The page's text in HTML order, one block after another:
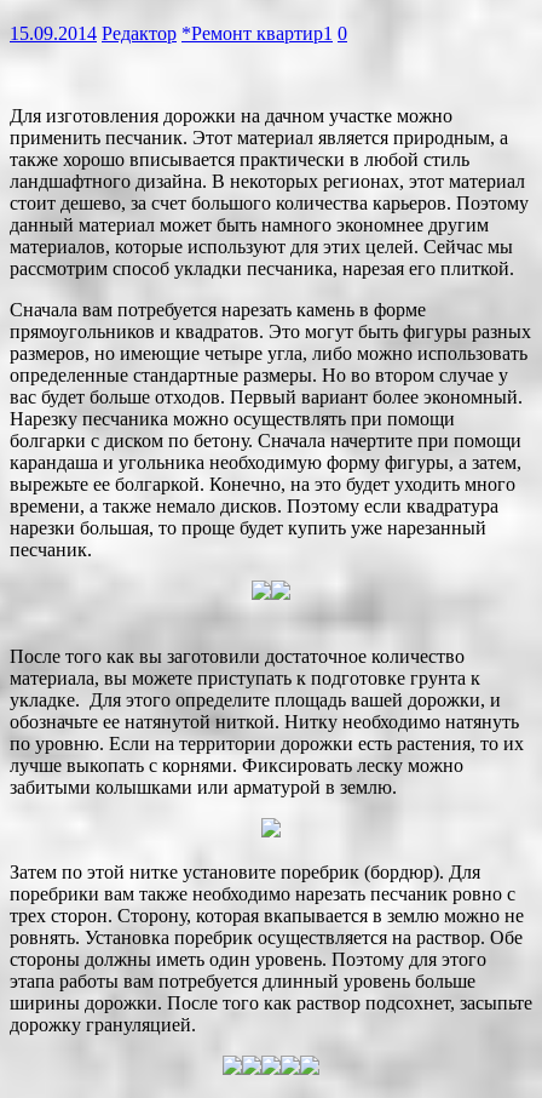
15.09.2014 Редактор *Ремонт квартир1 0
Для изготовления дорожки на дачном участке можно
применить песчаник. Этот материал является природным, а
также хорошо вписывается практически в любой стиль
ландшафтного дизайна. В некоторых регионах, этот материал
стоит дешево, за счет большого количества карьеров. Поэтому
данный материал может быть намного экономнее другим
материалов, которые используют для этих целей. Сейчас мы
рассмотрим способ укладки песчаника, нарезая его плиткой.
Сначала вам потребуется нарезать камень в форме
прямоугольников и квадратов. Это могут быть фигуры разных
размеров, но имеющие четыре угла, либо можно использовать
определенные стандартные размеры. Но во втором случае у
вас будет больше отходов. Первый вариант более экономный.
Нарезку песчаника можно осуществлять при помощи
болгарки с диском по бетону. Сначала начертите при помощи
карандаша и угольника необходимую форму фигуры, а затем,
вырежьте ее болгаркой. Конечно, на это будет уходить много
времени, а также немало дисков. Поэтому если квадратура
нарезки большая, то проще будет купить уже нарезанный
песчаник.
После того как вы заготовили достаточное количество
материала, вы можете приступать к подготовке грунта к
укладке. Для этого определите площадь вашей дорожки, и
обозначьте ее натянутой ниткой. Нитку необходимо натянуть
по уровню. Если на территории дорожки есть растения, то их
лучше выкопать с корнями. Фиксировать леску можно
забитыми колышками или арматурой в землю.
Затем по этой нитке установите поребрик (бордюр). Для
поребрики вам также необходимо нарезать песчаник ровно с
трех сторон. Сторону, которая вкапывается в землю можно не
ровнять. Установка поребрик осуществляется на раствор. Обе
стороны должны иметь один уровень. Поэтому для этого
этапа работы вам потребуется длинный уровень больше
ширины дорожки. После того как раствор подсохнет, засыпьте
дорожку грануляцией.